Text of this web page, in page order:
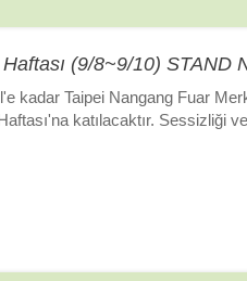
Haftası (9/8~9/10) STAND
kadar Taipei Nangang Fuar
katılacaktır. Sessizliği